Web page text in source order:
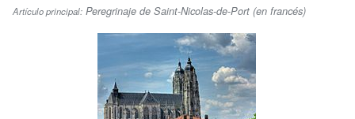
Artículo principal: Peregrinaje de Saint-Nicolas-de-Port (en francés)